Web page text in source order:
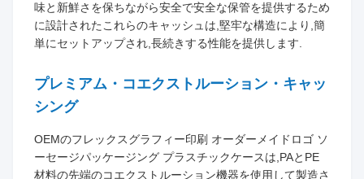
味と新鮮さを保ちながら安全で安全な保管を提供するため
に設計されたこれらのキャッシュは,堅牢な構造により,簡
単にセットアップされ,長続きする性能を提供します.
プレミアム・コエクストルーション・キャッ
シング
OEMのフレックスグラフィー印刷 オーダーメイドロゴ ソ
ーセージパッケージング プラスチックケースは,PAとPE
材料の先端のコエクストルーション機器を使用して製造さ